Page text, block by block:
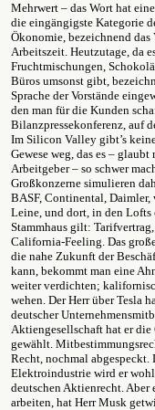
Mehrwert – das Wort hat
die eingängigste Kategorie
Ökonomie, bezeichnend
Arbeitszeit. Heutzutage, da
Fruchtmischungen,
Büros umsonst gibt,
Sprache der Vorstände
den man für die Kunden
Bilanzpressekonferenz, auf
Im Silicon Valley gibt’s
Gewese weg, das es –
Arbeitgeber – so schwer
Großkonzerne simulieren
BASF, Continental, Daimler,
Leine, und dort, in den
Stammhaus gilt:
California-Feeling. Das
die nahe Zukunft der
kann, bekommt man eine
weiter verdichten;
wehen. Der Herr über Tesla
deutscher
Aktiengesellschaft hat er die
gewählt.
Recht, nochmal
Elektroindustrie wird er
deutschen Aktienrecht. Aber
arbeiten, hat Herr Musk